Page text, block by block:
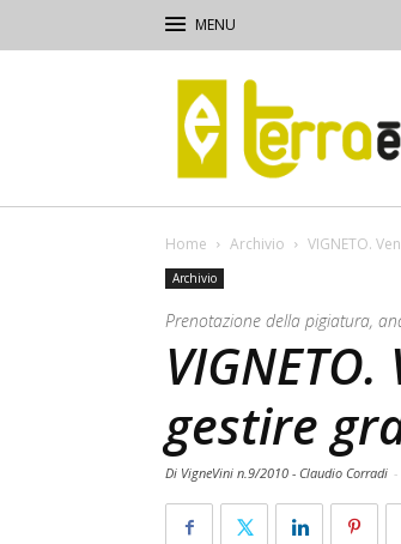
Terra
e
Vita
Home Archivio VIGNETO.
Archivio
Prenotazione della pigiatura,
gestire
Di VigneVini n.9/2010 - Claudio Corradi -